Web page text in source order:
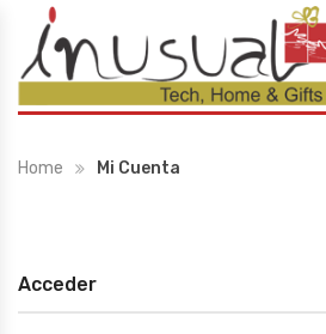
Home Mi Cuenta
Acceder